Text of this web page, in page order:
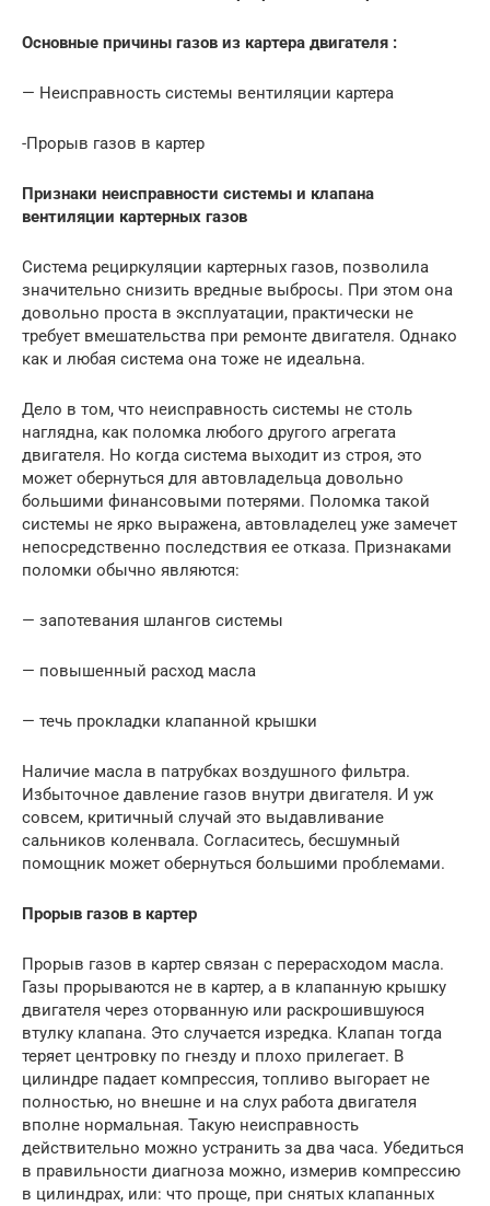
Основные причины газов из картера двигателя :
— Неисправность системы вентиляции картера
-Прорыв газов в картер
Признаки неисправности системы и клапана
вентиляции картерных газов
Система рециркуляции картерных газов, позволила
значительно снизить вредные выбросы. При этом она
довольно проста в эксплуатации, практически не
требует вмешательства при ремонте двигателя. Однако
как и любая система она тоже не идеальна.
Дело в том, что неисправность системы не столь
наглядна, как поломка любого другого агрегата
двигателя. Но когда система выходит из строя, это
может обернуться для автовладельца довольно
большими финансовыми потерями. Поломка такой
системы не ярко выражена, автовладелец уже замечет
непосредственно последствия ее отказа. Признаками
поломки обычно являются:
— запотевания шлангов системы
— повышенный расход масла
— течь прокладки клапанной крышки
Наличие масла в патрубках воздушного фильтра.
Избыточное давление газов внутри двигателя. И уж
совсем, критичный случай это выдавливание
сальников коленвала. Согласитесь, бесшумный
помощник может обернуться большими проблемами.
Прорыв газов в картер
Прорыв газов в картер связан с перерасходом масла.
Газы прорываются не в картер, а в клапанную крышку
двигателя через оторванную или раскрошившуюся
втулку клапана. Это случается изредка. Клапан тогда
теряет центровку по гнезду и плохо прилегает. В
цилиндре падает компрессия, топливо выгорает не
полностью, но внешне и на слух работа двигателя
вполне нормальная. Такую неисправность
действительно можно устранить за два часа. Убедиться
в правильности диагноза можно, измерив компрессию
в цилиндрах, или: что проще, при снятых клапанных